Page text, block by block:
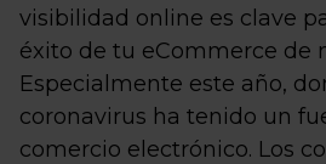
visibilidad online es clave
éxito de tu eCommerce de
Especialmente este año,
coronavirus ha tenido un
comercio electrónico. Los